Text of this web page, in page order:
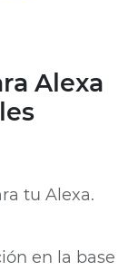
Alexa
tu Alexa.
en la base